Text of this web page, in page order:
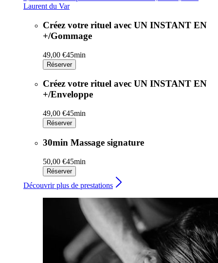
Laurent du Var
Créez votre rituel avec UN INSTANT EN
+/Gommage
49,00 €45min
Réserver
Créez votre rituel avec UN INSTANT EN
+/Enveloppe
49,00 €45min
Réserver
30min Massage signature
50,00 €45min
Réserver
Découvrir plus de prestations